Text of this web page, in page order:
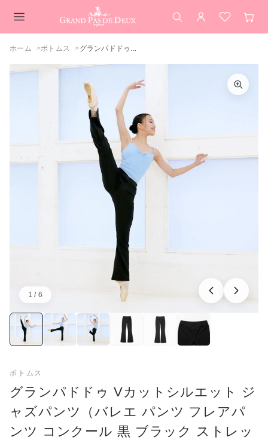
検索 アカウント
お気に入
カ
カラーを選択してください
ブラック
閉じる
グランパドドゥ Vカットシルエット
ジャズパンツ（バレエ パンツ フレアパン
ツ コンクール 黒 ブラック ストレッチ 美
脚）
買い物を続ける カートを見る
ホーム ボトムス グランパドドゥ...
1 / 6
画像：1／6
ボトムス
グランパドドゥ Vカットシルエット ジ
ャズパンツ（バレエ パンツ フレアパ
ンツ コンクール 黒 ブラック ストレッ